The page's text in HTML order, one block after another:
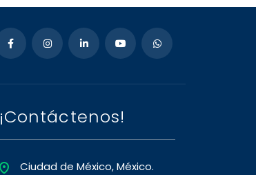
¡Contáctenos!
Ciudad de México, México.